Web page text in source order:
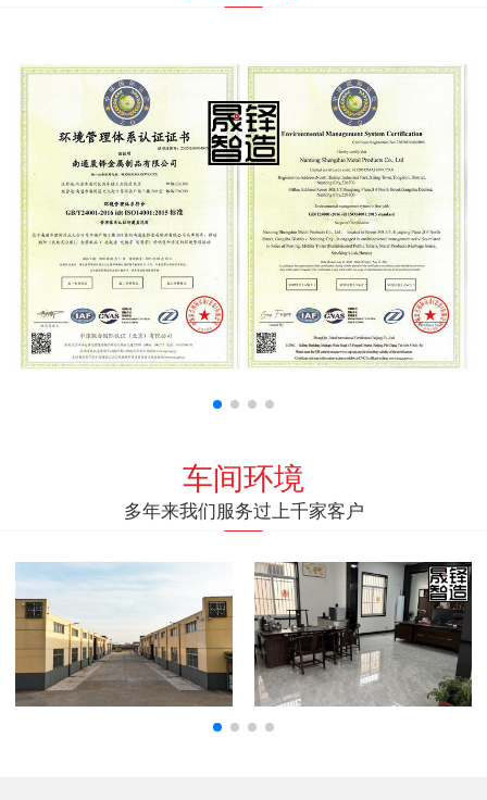
车间环境
多年来我们服务过上千家客户